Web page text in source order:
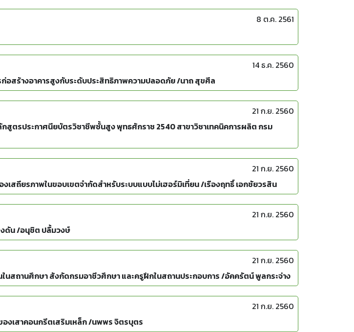
8 ต.ค. 2561
14 ธ.ค. 2560
อสร้างอาคารสูงกับระดับประสิทธิภาพความปลอดภัย /นาถ สุขศีล
21 ก.ย. 2560
สูตรประกาศนียบัตรวิชาชีพชั้นสูง พุทธศักราช 2540 สาขาวิชาเทคนิคการผลิต กรม
21 ก.ย. 2560
สถียรภาพในขอบเขตจำกัดสำหรับระบบแบบไม่เฮอร์มิเที่ยน /เรืองฤทธิ์ เอกชัยวรสิน
21 ก.ย. 2560
งดัน /อนุชิต ปลื้มวงษ์
21 ก.ย. 2560
สถานศึกษา สังกัดกรมอาชีวศึกษา และครูฝึกในสถานประกอบการ /อัคครัตน์ พูลกระจ่าง
21 ก.ย. 2560
เสาคอนกรีตเสริมเหล็ก /นพพร จิตรบุตร